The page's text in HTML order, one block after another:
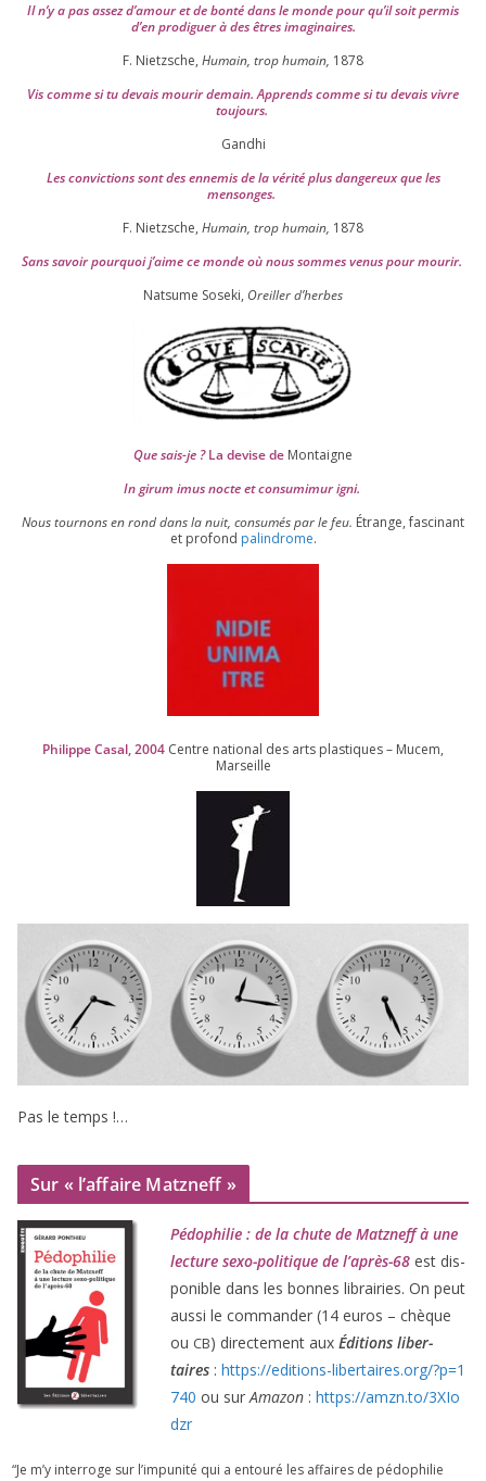
Il n’y a pas assez d’a­mour et de bon­té dans le monde pour qu’il soit per­mis
d’en pro­di­guer à des êtres imaginaires.
F. Nietzsche, Humain, trop humain, 1878
Vis comme si tu devais mou­rir demain. Apprends comme si tu devais vivre
toujours.
Gandhi
Les convic­tions sont des enne­mis de la véri­té plus dan­ge­reux que les
mensonges.
F. Nietzsche, Humain, trop humain, 1878
Sans savoir pour­quoi j’aime ce monde où nous sommes venus pour mourir.
Natsume Soseki, Oreiller d’herbes
Que sais-je ?La devise de Montaigne
In girum imus nocte et consu­mi­mur igni.
Nous tour­nons en rond dans la nuit, consu­més par le feu. Étrange, fas­ci­nant
et pro­fond palin­drome.
Philippe Casal,2004 Centre natio­nal des arts plas­tiques – Mucem,
Marseille
Pas le temps !…
Sur « l’affaire Matzneff »
Pédophilie : de la chute de Matzneff à une
lec­ture sexo-poli­tique de l’après-68 est dis­
po­nible dans les bonnes librai­ries. On peut
aus­si le com­man­der (14 euros – chèque
ou CB) direc­te­ment aux Éditions liber­
taires : https://​edi​tions​-liber​taires​.org/​?​p​=​1
740 ou surAmazon : https://​amzn​.to/​3​X​I​o​
dzr
“Je m’y inter­roge sur l’impunité qui a entou­ré les affaires de pédo­phi­lie